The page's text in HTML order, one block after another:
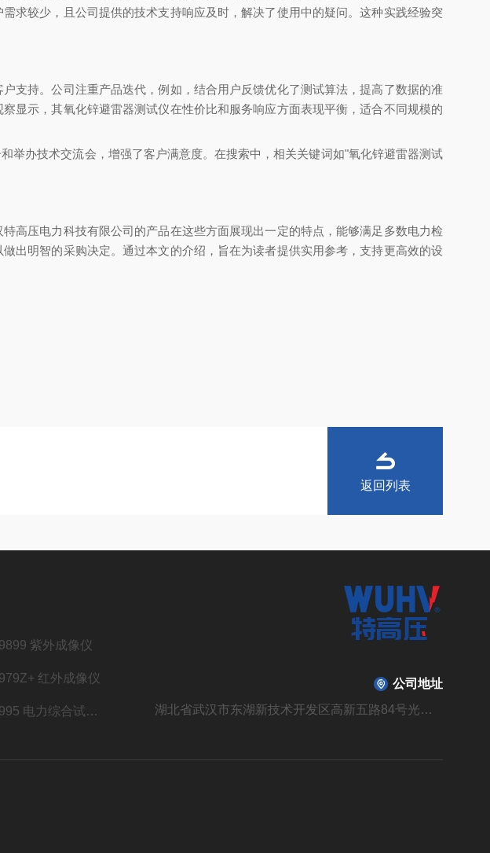
求较少，且公司提供的技术支持响应及时，解决了使用中的疑问。这种实践经验突
支持。公司注重产品迭代，例如，结合用户反馈优化了测试算法，提高了数据的准
显示，其氧化锌避雷器测试仪在性价比和服务响应方面表现平衡，适合不同规模的
举办技术交流会，增强了客户满意度。在搜索中，相关关键词如"氧化锌避雷器测试
高压电力科技有限公司的产品在这些方面展现出一定的特点，能够满足多数电力检
出明智的采购决定。通过本文的介绍，旨在为读者提供实用参考，支持更高效的设
返回列表
紫外成像仪
红外成像仪
UHV-995 电力综合试验车
公司地址
湖北省武汉市东湖新技术开发区高新五路84号光谷光机电产业园6栋